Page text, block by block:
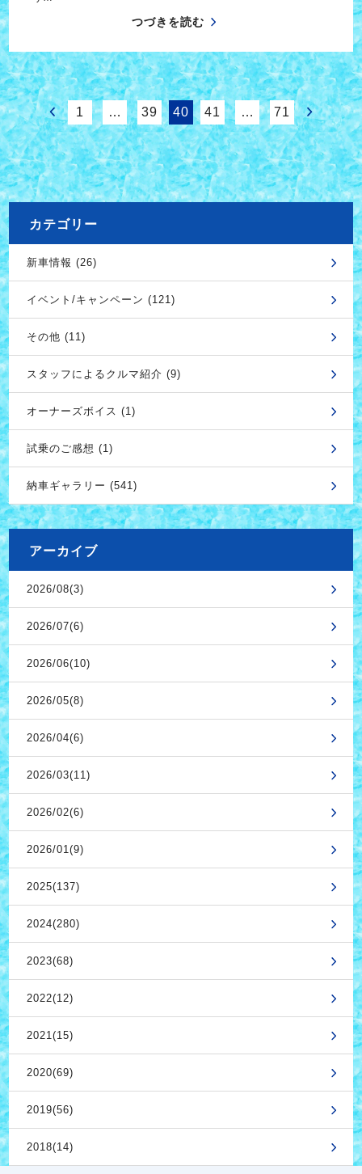
つづきを読む
1 … 39 40 41 … 71
カテゴリー
新車情報 (26)
イベント/キャンペーン (121)
その他 (11)
スタッフによるクルマ紹介 (9)
オーナーズボイス (1)
試乗のご感想 (1)
納車ギャラリー (541)
アーカイブ
2026/08(3)
2026/07(6)
2026/06(10)
2026/05(8)
2026/04(6)
2026/03(11)
2026/02(6)
2026/01(9)
2025(137)
2024(280)
2023(68)
2022(12)
2021(15)
2020(69)
2019(56)
2018(14)